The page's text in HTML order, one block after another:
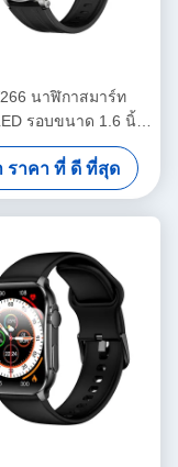
นาฬิกาสมาร์ท
รอบขนาด 1.6 นิ้ว
และใหญ่ที่สุดใน
อุตสาหกรรม
ราคา ที่ ดี ที่สุด